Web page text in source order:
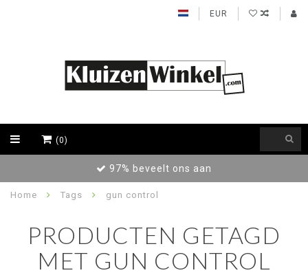
EUR
(0)
97% beveelt ons aan
Home Tags gun control
PRODUCTEN GETAGD
MET GUN CONTROL